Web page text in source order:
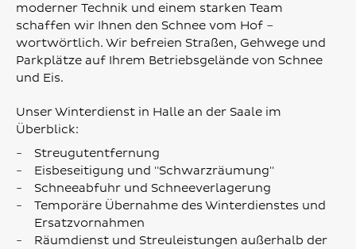
moderner Technik und einem starken Team
schaffen wir Ihnen den Schnee vom Hof –
wortwörtlich. Wir befreien Straßen, Gehwege und
Parkplätze auf Ihrem Betriebsgelände von Schnee
und Eis.
Unser Winterdienst in Halle an der Saale im
Überblick:
Streugutentfernung
Eisbeseitigung und "Schwarzräumung"
Schneeabfuhr und Schneeverlagerung
Temporäre Übernahme des Winterdienstes und
Ersatzvornahmen
Räumdienst und Streuleistungen außerhalb der